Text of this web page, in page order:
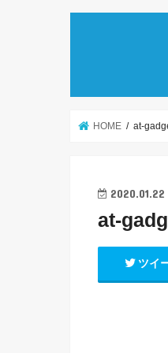
HOME at-
2020.01.22
at-
ツイ